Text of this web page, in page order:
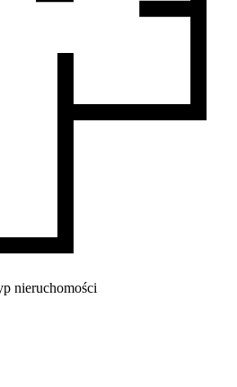
nieruchomości